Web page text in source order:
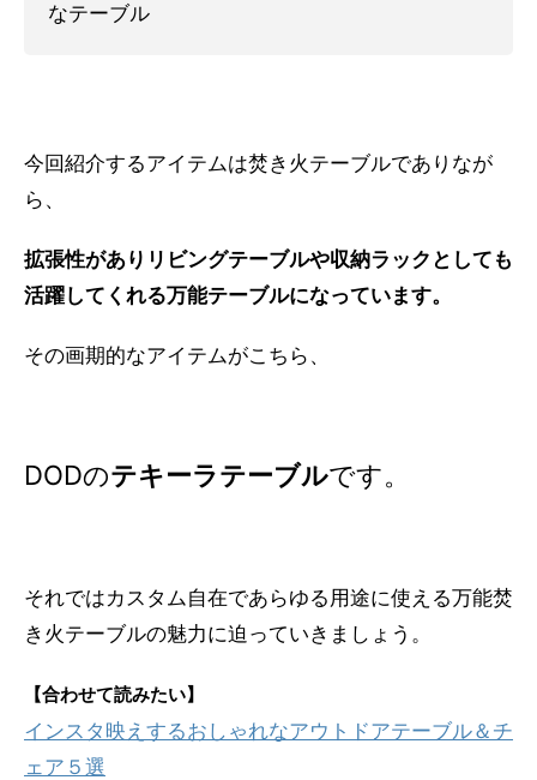
なテーブル
今回紹介するアイテムは焚き火テーブルでありなが
ら、
拡張性がありリビングテーブルや収納ラックとしても
活躍してくれる万能テーブルになっています。
その画期的なアイテムがこちら、
DODのテキーラテーブルです。
それではカスタム自在であらゆる用途に使える万能焚
き火テーブルの魅力に迫っていきましょう。
【合わせて読みたい】
インスタ映えするおしゃれなアウトドアテーブル＆チ
ェア５選